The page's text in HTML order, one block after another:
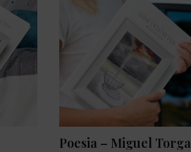
Poesia – Miguel Torga